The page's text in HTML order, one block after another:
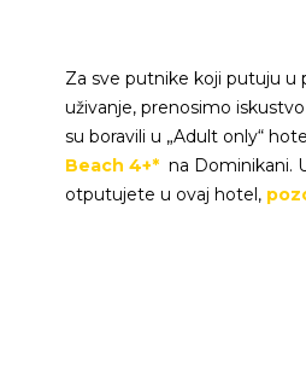
Za sve putnike koji putuju u
uživanje, prenosimo
su boravili u „Adult only“
Beach 4+* na Dominikani.
otputujete u ovaj hotel,